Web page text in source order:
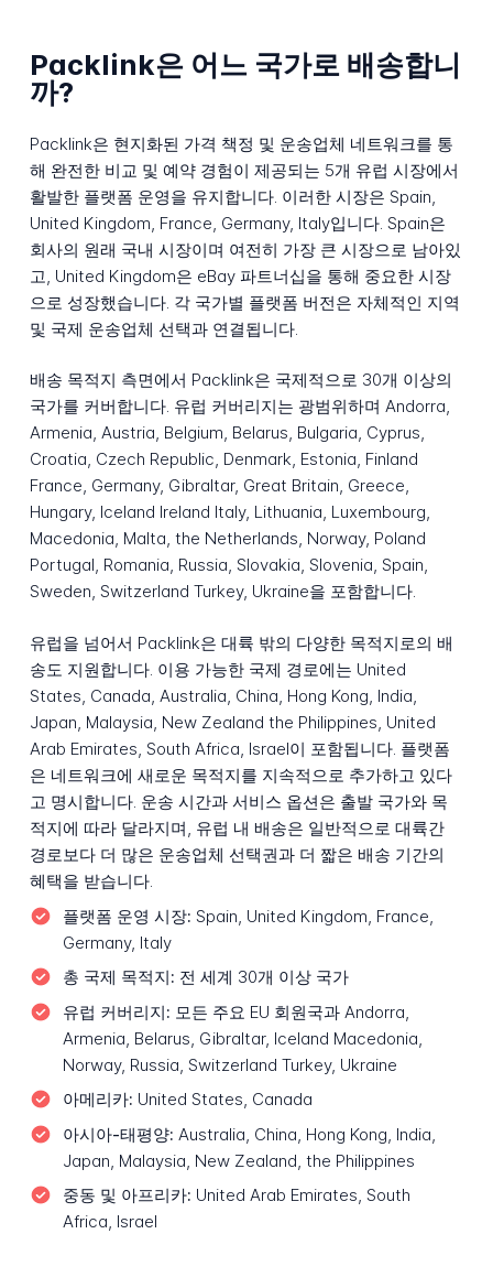
Packlink은 어느 국가로 배송합니
까?
Packlink은 현지화된 가격 책정 및 운송업체 네트워크를 통
해 완전한 비교 및 예약 경험이 제공되는 5개 유럽 시장에서
활발한 플랫폼 운영을 유지합니다. 이러한 시장은 Spain,
United Kingdom, France, Germany, Italy입니다. Spain은
회사의 원래 국내 시장이며 여전히 가장 큰 시장으로 남아있
고, United Kingdom은 eBay 파트너십을 통해 중요한 시장
으로 성장했습니다. 각 국가별 플랫폼 버전은 자체적인 지역
및 국제 운송업체 선택과 연결됩니다.
배송 목적지 측면에서 Packlink은 국제적으로 30개 이상의
국가를 커버합니다. 유럽 커버리지는 광범위하며 Andorra,
Armenia, Austria, Belgium, Belarus, Bulgaria, Cyprus,
Croatia, Czech Republic, Denmark, Estonia, Finland
France, Germany, Gibraltar, Great Britain, Greece,
Hungary, Iceland Ireland Italy, Lithuania, Luxembourg,
Macedonia, Malta, the Netherlands, Norway, Poland
Portugal, Romania, Russia, Slovakia, Slovenia, Spain,
Sweden, Switzerland Turkey, Ukraine을 포함합니다.
유럽을 넘어서 Packlink은 대륙 밖의 다양한 목적지로의 배
송도 지원합니다. 이용 가능한 국제 경로에는 United
States, Canada, Australia, China, Hong Kong, India,
Japan, Malaysia, New Zealand the Philippines, United
Arab Emirates, South Africa, Israel이 포함됩니다. 플랫폼
은 네트워크에 새로운 목적지를 지속적으로 추가하고 있다
고 명시합니다. 운송 시간과 서비스 옵션은 출발 국가와 목
적지에 따라 달라지며, 유럽 내 배송은 일반적으로 대륙간
경로보다 더 많은 운송업체 선택권과 더 짧은 배송 기간의
혜택을 받습니다.
플랫폼 운영 시장: Spain, United Kingdom, France,
Germany, Italy
총 국제 목적지: 전 세계 30개 이상 국가
유럽 커버리지: 모든 주요 EU 회원국과 Andorra,
Armenia, Belarus, Gibraltar, Iceland Macedonia,
Norway, Russia, Switzerland Turkey, Ukraine
아메리카: United States, Canada
아시아-태평양: Australia, China, Hong Kong, India,
Japan, Malaysia, New Zealand, the Philippines
중동 및 아프리카: United Arab Emirates, South
Africa, Israel